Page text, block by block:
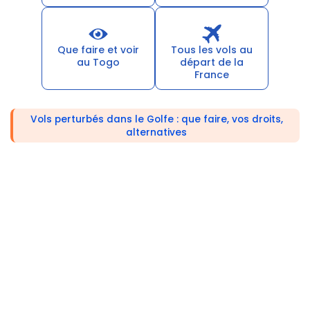
Que faire et voir
au Togo
Tous les vols au
départ de la
France
Vols perturbés dans le Golfe : que faire, vos droits,
alternatives